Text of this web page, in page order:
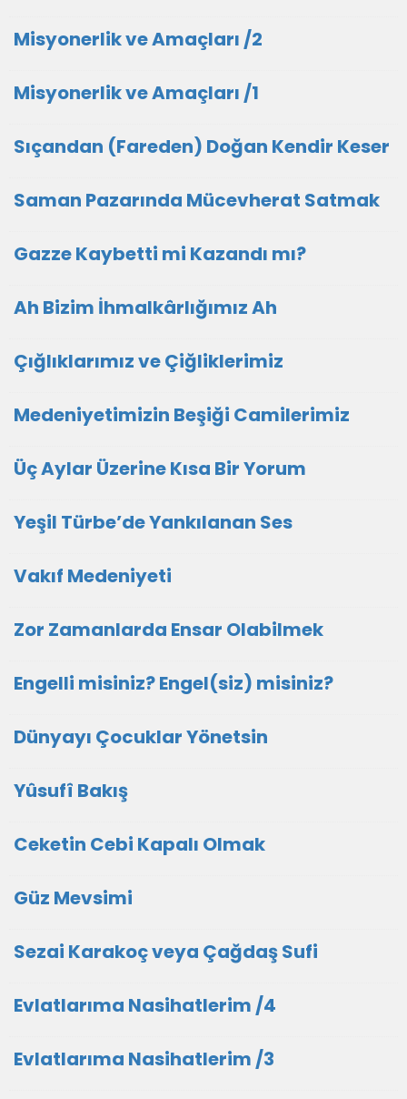
Misyonerlik ve Amaçları /2
Misyonerlik ve Amaçları /1
Sıçandan (Fareden) Doğan Kendir Keser
Saman Pazarında Mücevherat Satmak
Gazze Kaybetti mi Kazandı mı?
Ah Bizim İhmalkârlığımız Ah
Çığlıklarımız ve Çiğliklerimiz
Medeniyetimizin Beşiği Camilerimiz
Üç Aylar Üzerine Kısa Bir Yorum
Yeşil Türbe’de Yankılanan Ses
Vakıf Medeniyeti
Zor Zamanlarda Ensar Olabilmek
Engelli misiniz? Engel(siz) misiniz?
Dünyayı Çocuklar Yönetsin
Yûsufî Bakış
Ceketin Cebi Kapalı Olmak
Güz Mevsimi
Sezai Karakoç veya Çağdaş Sufi
Evlatlarıma Nasihatlerim /4
Evlatlarıma Nasihatlerim /3